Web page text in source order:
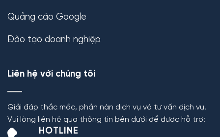
Quảng cáo Google
Đào tạo doanh nghiệp
Liên hệ với chúng tôi
Giải đáp thắc mắc, phản nàn dịch vụ và tư vấn dịch vụ.
Vui lòng liên hệ qua thông tin bên dưới để được hỗ trợ:
HOTLINE